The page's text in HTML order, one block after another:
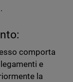
comporta
e
la